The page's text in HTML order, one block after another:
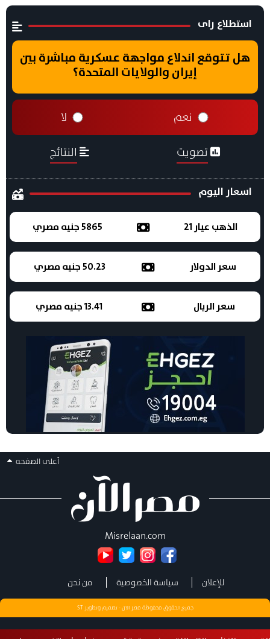
استطلاع راى
هل تتوقع اندلاع مواجهة عسكرية مباشرة بين
إيران والولايات المتحدة؟
نعم لا
تصويت النتائج
اسعار اليوم
الذهب عيار 21 5865 جنيه مصري
سعر الدولار 50.23 جنيه مصري
سعر الريال 13.41 جنيه مصري
أعلى الصفحه
Misrelaan.com
للإعلان سياسة الخصوصية من نحن
جميع الحقوق محفوظة مصر الان - تصميم وتطويرST